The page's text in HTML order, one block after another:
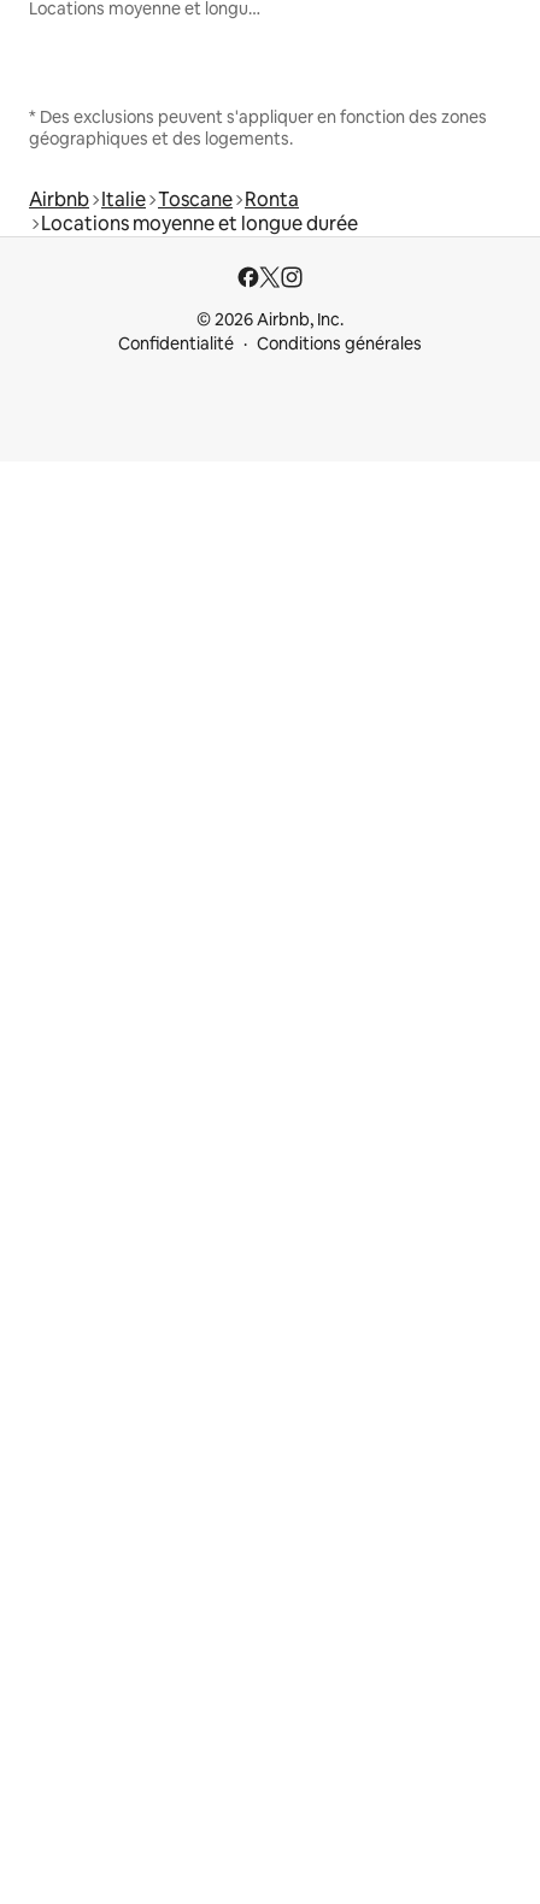
Locations moyenne et longue durée
* Des exclusions peuvent s'appliquer en fonction des zones
géographiques et des logements.
Airbnb Italie Toscane Ronta
Locations moyenne et longue durée
© 2026 Airbnb, Inc.
Confidentialité
Conditions générales